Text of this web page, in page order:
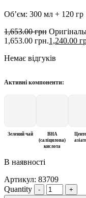
Об’єм: 300 мл + 120 гр
1,653.00грн
1,653.00 грн.1,240.00
Немає відгуків
Активні компоненти:
Зелений чай
BHA
(саліцилова)
кислота
В наявності
Артикул: 83709
Quantity